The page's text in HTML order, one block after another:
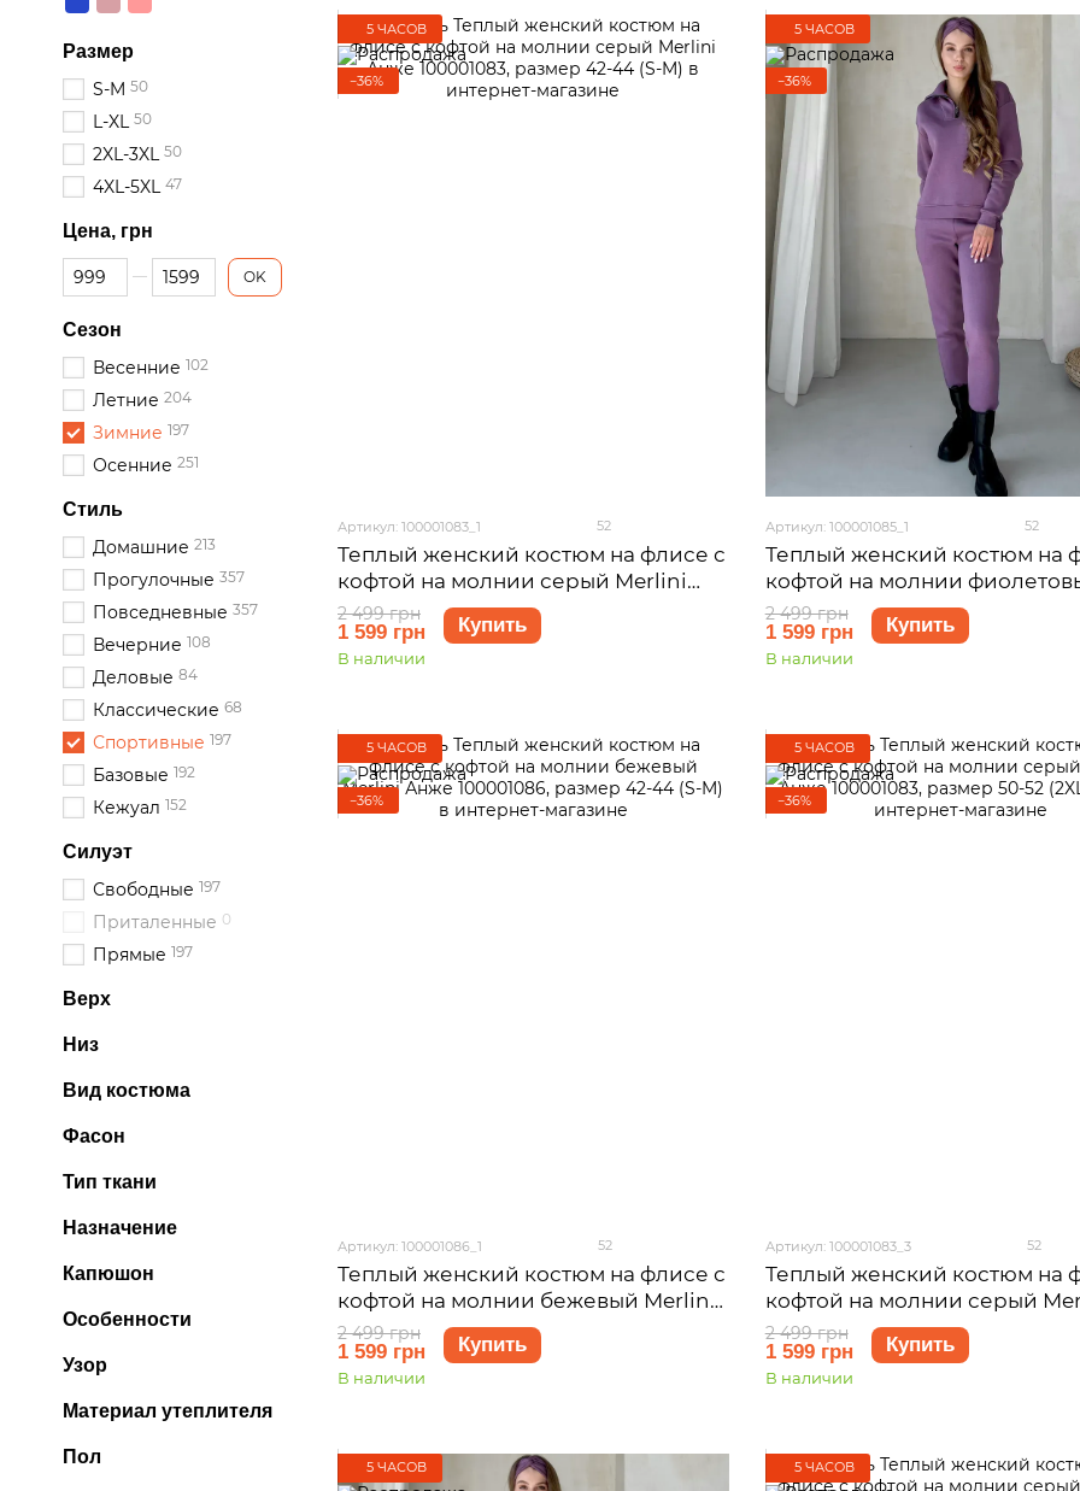
5 ЧАСОВ
−36%
Артикул: 100001083_1 52
Теплый женский костюм на флисе с
кофтой на молнии серый Merlini
Анже 100001083, размер 42-44 (S-M)
2 499 грн
1 599 грн Купить
В наличии
5 ЧАСОВ
−36%
Артикул: 100001085_1 52
Теплый женский костюм на
кофтой на молнии
Merlini Анже 100001085,
44 (S-M)
2 499 грн
1 599 грн Купить
В наличии
5 ЧАСОВ
−36%
Артикул: 100001086_1 52
Теплый женский костюм на флисе с
кофтой на молнии бежевый Merlini
Анже 100001086, размер 42-44 (S-M)
2 499 грн
1 599 грн Купить
В наличии
5 ЧАСОВ
−36%
Артикул: 100001083_3 52
Теплый женский костюм на
кофтой на молнии серый
Анже 100001083, размер 50-52
3XL)
2 499 грн
1 599 грн Купить
В наличии
5 ЧАСОВ 5 ЧАСОВ
Размер
S-M 50
L-XL 50
2XL-3XL 50
4XL-5XL 47
Цена, грн
От Цена, грн
До Цена, грн OK
Сезон
Весенние 102
Летние 204
Зимние 197
Осенние 251
Стиль
Домашние 213
Прогулочные 357
Повседневные 357
Вечерние 108
Деловые 84
Классические 68
Спортивные 197
Базовые 192
Кежуал 152
Силуэт
Свободные 197
Приталенные 0
Прямые 197
Верх
Низ
Вид костюма
Фасон
Тип ткани
Назначение
Капюшон
Особенности
Узор
Материал утеплителя
Пол